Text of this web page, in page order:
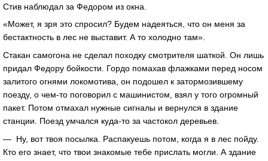
Стив наблюдал за Федором из окна.
«Может, я зря это спросил? Будем надеяться, что он меня за
бестактность в лес не выставит. А то холодно там».
Стакан самогона не сделал походку смотрителя шаткой. Он лишь
придал Федору бойкости. Гордо помахав флажками перед носом
залитого огнями локомотива, он подошел к затормозившему
поезду, о чем-то поговорил с машинистом, взял у того огромный
пакет. Потом отмахал нужные сигналы и вернулся в здание
станции. Поезд умчался куда-то за частокол деревьев.
— Ну, вот твоя посылка. Распакуешь потом, когда я в лес пойду.
Кто его знает, что твои знакомые тебе прислать могли. А здание